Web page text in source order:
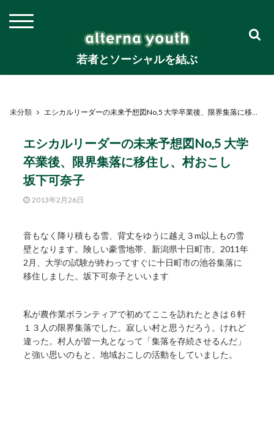
若者とソーシャルを結ぶ
未分類 エシカルリーダーの未来予想図No,5 大学卒業後、限界集落に移住し、村おこし 坂下可奈子
エシカルリーダーの未来予想図No,5 大学
卒業後、限界集落に移住し、村おこし
坂下可奈子
2013年2月26日
音もなく降り積もる雪、背丈をゆうに越え３m以上もの雪
壁となります。険しい豪雪地帯、新潟県十日町市。2011年
2月、大学の試験が終わってすぐに十日町市の池谷集落に
移住しました。坂下可奈子といいます
私が農作業ボランティアで初めてここを訪れたときは６軒
１３人の限界集落でした。寂しい村と思うだろう。けれど
違った。村人が皆一丸となって「集落を存続させるんだ」
と強い思いのもと、地域おこしの活動をしていました。